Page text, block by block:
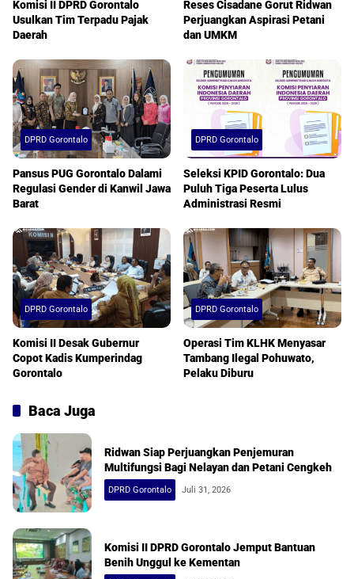
Komisi II DPRD Gorontalo
Usulkan Tim Terpadu Pajak
Daerah
Reses Cisadane Gorut Ridwan
Perjuangkan Aspirasi Petani
dan UMKM
DPRD Gorontalo
Pansus PUG Gorontalo Dalami
Regulasi Gender di Kanwil Jawa
Barat
DPRD Gorontalo
Seleksi KPID Gorontalo: Dua
Puluh Tiga Peserta Lulus
Administrasi Resmi
DPRD Gorontalo
Komisi II Desak Gubernur
Copot Kadis Kumperindag
Gorontalo
DPRD Gorontalo
Operasi Tim KLHK Menyasar
Tambang Ilegal Pohuwato,
Pelaku Diburu
Baca Juga
Ridwan Siap Perjuangkan Penjemuran
Multifungsi Bagi Nelayan dan Petani Cengkeh
DPRD Gorontalo Juli 31, 2026
Komisi II DPRD Gorontalo Jemput Bantuan
Benih Unggul ke Kementan